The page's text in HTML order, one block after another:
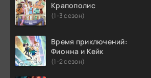
Крапополис
(1-3 сезон)
Время приключений:
Фионна и Кейк
(1-2 сезон)